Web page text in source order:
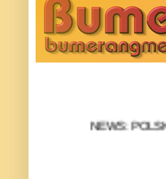
NEWS: POLSKA: